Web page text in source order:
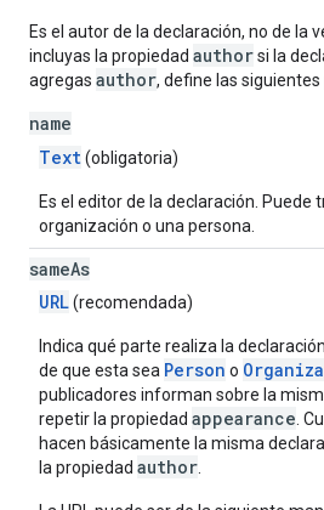
Es el autor de la declaración, no de la
incluyas la propiedad authorsi la
agregas author, define las
name
Text(obligatoria)
Es el editor de la declaración. Puede
organización o una persona.
sameAs
URL(recomendada)
Indica qué parte realiza la
de que esta sea Person o
publicadores informan sobre la
repetir la propiedad appearance .
hacen básicamente la misma
la propiedad author